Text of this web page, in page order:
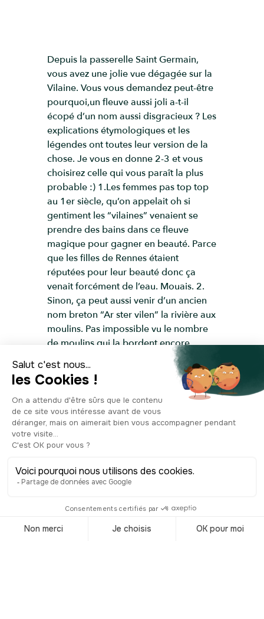
Depuis la passerelle Saint Germain,
vous avez une jolie vue dégagée sur la
Vilaine. Vous vous demandez peut-être
pourquoi,un fleuve aussi joli a-t-il
écopé d’un nom aussi disgracieux ? Les
explications étymologiques et les
légendes ont toutes leur version de la
chose. Je vous en donne 2-3 et vous
choisirez celle qui vous paraît la plus
probable :) 1.Les femmes pas top top
au 1er siècle, qu’on appelait oh si
gentiment les “vilaines” venaient se
prendre des bains dans ce fleuve
magique pour gagner en beauté. Parce
que les filles de Rennes étaient
réputées pour leur beauté donc ça
venait forcément de l’eau. Mouais. 2.
Sinon, ça peut aussi venir d’un ancien
nom breton “Ar ster vilen” la rivière aux
moulins. Pas impossible vu le nombre
de moulins qui la bordent encore
aujourd’hui. Ou encore de “Ar stern
velen” la rivière jaune, pour sa couleur
boueuse pendant les crues. 3. Et pour
les plus romantiques d’entre vous,
sinon, elle s'appellerait “Vilaine” pour
l’histoire d’une jeune fille boiteuse et
bossue (la pauvre) que l’on appelait
amoureuse du fils d’une châtelaine.
Évidemment pas de ça chez nous,
pauvrette s’en alla verser une rivière de
larmes. Voilà, 1-2 ou 3 ?